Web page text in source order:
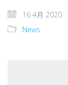
16 4月 2020
News